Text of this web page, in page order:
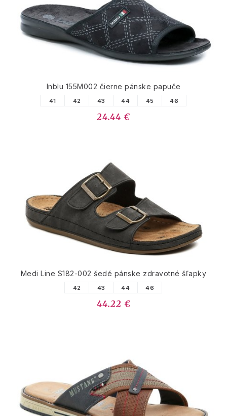
Inblu 155M002 čierne pánske papuče
41 42 43 44 45 46
24.44 €
Medi Line S182-002 šedé pánske zdravotné šľapky
42 43 44 46
44.22 €